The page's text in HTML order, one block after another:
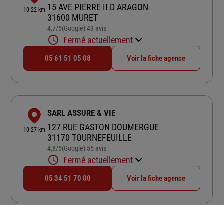
10.22 km 15 AVE PIERRE II D ARAGON
31600 MURET
4,7/5Note de 4.7 sur 5
(Google) 49 avis
Fermé actuellement
05 61 51 05 08 Voir la fiche agence
10.27 km
SARL ASSURE & VIE
127 RUE GASTON DOUMERGUE
31170 TOURNEFEUILLE
4,8/5Note de 4.8 sur 5
(Google) 55 avis
Fermé actuellement
05 34 51 70 00 Voir la fiche agence